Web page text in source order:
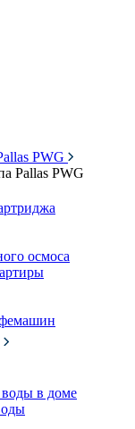
PWG
Pallas PWG
осмоса
в доме